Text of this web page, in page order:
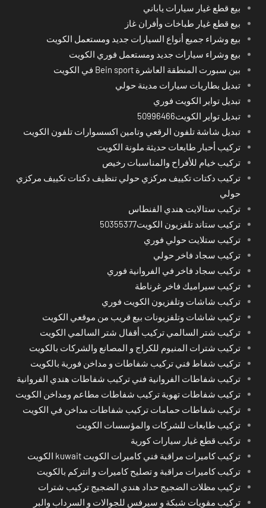
بيع قطع غيار سيارات ياباني
بيع قطع غيار طباخات وأفران غاز
بيع وشراء جميع أنواع السيارات جديد ومستعمل الكويت
بيع وشراء سيارات جديد ومستعمل فوري الكويت
بين سبورت المنطقة العاشرة Bein sport في الكويت
تبديل بطاريات سيارات مدينة حولي
تبديل تواير الكويت فوري
تبديل تواير الكويت50996466
تبديل شاشة تلفون الرقعي وتامين اكسسوارات تلفون الكويت
تركيب أحبار طابعات حديثة ملونة الكويت
تركيب خيام للأفراح والمناسبات رخيص
تركيب دكتات تكييف مركزي حولي تنظيف دكتات تكييف مركزي
حولي
تركيب ستالايت هندي الفنطاس
تركيب ستاند تلفزيون الكويت50355377
تركيب ستلايت حولي فوري
تركيب سجاد فاخر حولي
تركيب سجاد فاخر في الفروانية فوري
تركيب سيراميك فاخر غرناطة
تركيب شاشات وتلفزيون الكويت فوري
تركيب شاشات وتلفزيونات بيع قريب من موقعي الكويت
تركيب شتر السالمي تركيب أقفال شتر السالمي الكويت
تركيب شترات المنيوم للكراج و المصانع والشركات بالكويت
تركيب شفاط فني تركيب شفاطات و مداخن فورية بالكويت
تركيب شفاطات الفروانية فني تركيب شفاطات هندي الفروانية
تركيب شفاطات تهوية تركيب شفاطات مطاعم ومداخن الكويت
تركيب شفاطات حمامات تركيب شفاطات مداخن في الكويت
تركيب طابعات للشركات والمؤسسات الكويت
تركيب قطع غيار سيارات كورية
تركيب كاميرات مراقبة فني كاميرات الكويت kuwait الكويت
تركيب كاميرات مراقبة و تصليح كاميرات و انتركم بالكويت
تركيب مظلات الضجيج حداد هندي الضجيج تركيب شترات
تركيب مقويات شبكة و سيرفس للجوالات و السرداب والبر